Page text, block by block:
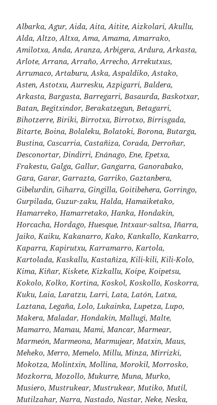
Albarka, Agur, Aida, Aita, Aitite, Aizkolari, Akullu,
Alda, Altzo, Altxa, Ama, Amama, Amarrako,
Amilotxa, Anda, Aranza, Arbigera, Ardura, Arkasta,
Arlote, Arrana, Arraño, Arrecho, Arrekutxus,
Arrumaco, Artaburu, Aska, Aspaldiko, Astako,
Asten, Astotxu, Aurresku, Azpigarri, Baldera,
Arkasta, Bargasta, Barregarri, Basaurda, Baskotxar,
Batan, Begitxindor, Berakatzegun, Betagarri,
Bihotzerre, Biriki, Birrotxa, Birrotxo, Birrisgada,
Bitarte, Boina, Bolaleku, Bolatoki, Borona, Butarga,
Bustina, Cascarria, Castañiza, Corada, Derroñar,
Desconortar, Dindirri, Enánago, Ene, Epetxa,
Frakestu, Galga, Gallur, Gangarra, Ganorabako,
Gara, Garar, Garrazta, Garriko, Gaztanbera,
Gibelurdin, Giharra, Gingilla, Goitibehera, Gorringo,
Gurpilada, Guzur-zaku, Halda, Hamaiketako,
Hamarreko, Hamarretako, Hanka, Hondakin,
Horcacha, Hordago, Huesque, Intxaur-saltsa, Iñarra,
Jaiko, Kaiku, Kakanarro, Kako, Kankallo, Kankarro,
Kaparra, Kapirutxu, Karramarro, Kartola,
Kartolada, Kaskallu, Kastañiza, Kili-kili, Kili-Kolo,
Kima, Kiñar, Kiskete, Kizkallu, Koipe, Koipetsu,
Kokolo, Kolko, Kortina, Koskol, Koskollo, Koskorra,
Kuku, Laia, Laratzu, Larri, Lata, Latón, Latxa,
Laztana, Legaña, Lolo, Lukainka, Lupetza, Lupo,
Makera, Maladar, Hondakin, Mallugi, Malte,
Mamarro, Mamau, Mami, Mancar, Marmear,
Marmeón, Marmeona, Marmujear, Matxin, Maus,
Meheko, Merro, Memelo, Millu, Minza, Mirrizki,
Mokotza, Molintxin, Mollina, Morokil, Morrosko,
Mozkorra, Mozollo, Mukurre, Muna, Murko,
Musiero, Mustrukear, Mustrukear, Mutiko, Mutil,
Mutilzahar, Narra, Nastado, Nastar, Neke, Neska,